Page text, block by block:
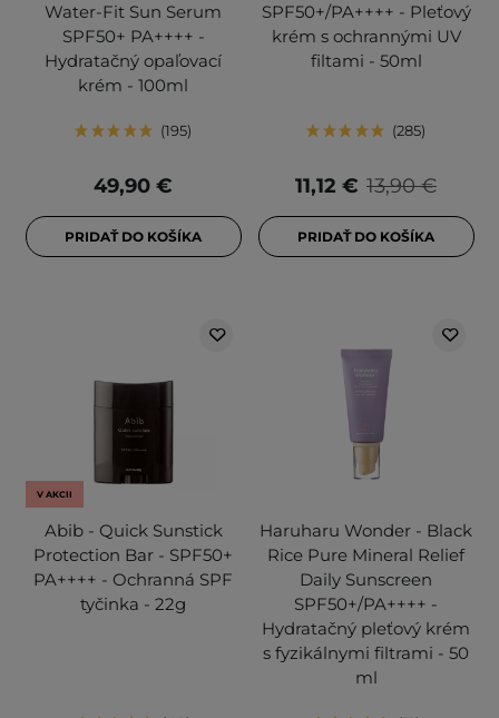
Water-Fit Sun Serum
SPF50+ PA++++ -
Hydratačný opaľovací
krém - 100ml
195
49,90 €
PRIDAŤ DO KOŠÍKA
SPF50+/PA++++ - Pleťový
krém s ochrannými UV
filtami - 50ml
285
13,90 €
11,12 €
PRIDAŤ DO KOŠÍKA
V AKCII
Abib - Quick Sunstick
Protection Bar - SPF50+
PA++++ - Ochranná SPF
tyčinka - 22g
Haruharu Wonder - Black
Rice Pure Mineral Relief
Daily Sunscreen
SPF50+/PA++++ -
Hydratačný pleťový krém
s fyzikálnymi filtrami - 50
ml